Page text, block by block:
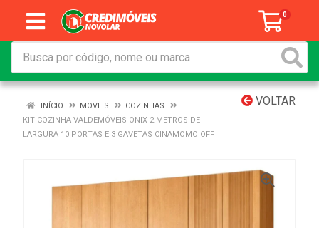
0
VOLTAR
INÍCIO MOVEIS
COZINHAS
KIT COZINHA VALDEMÓVEIS ONIX 2 METROS DE
LARGURA 10 PORTAS E 3 GAVETAS CINAMOMO OFF